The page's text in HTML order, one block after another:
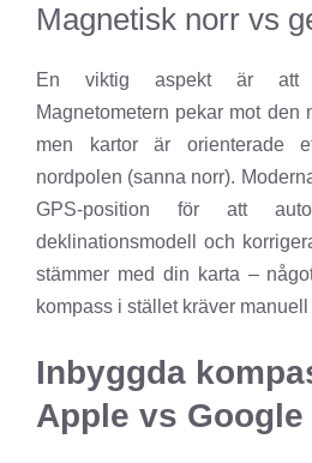
Magnetisk norr vs
En viktig aspekt är
Magnetometern pekar mot den
men kartor är orienterade
nordpolen (sanna norr).
GPS-position för att
deklinationsmodell och
stämmer med din karta –
kompass i stället kräver
Inbyggda
Apple vs Google